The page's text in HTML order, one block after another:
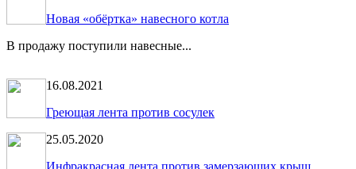
Новая «обёртка» навесного котла
В продажу поступили навесные...
16.08.2021
Греющая лента против сосулек
25.05.2020